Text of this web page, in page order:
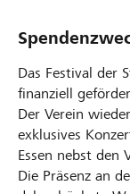
Das Festival der
finanziell
Der Verein
exklusives
Essen nebst den
Die Präsenz an